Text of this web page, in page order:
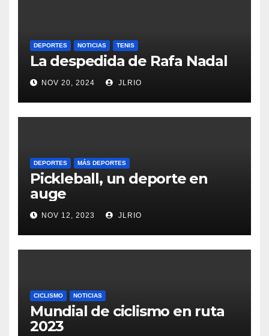
DEPORTES NOTICIAS TENIS
La despedida de Rafa Nadal
NOV 20, 2024 JLRIO
DEPORTES MÁS DEPORTES
Pickleball, un deporte en
auge
NOV 12, 2023 JLRIO
CICLISMO NOTICIAS
Mundial de ciclismo en ruta
2023